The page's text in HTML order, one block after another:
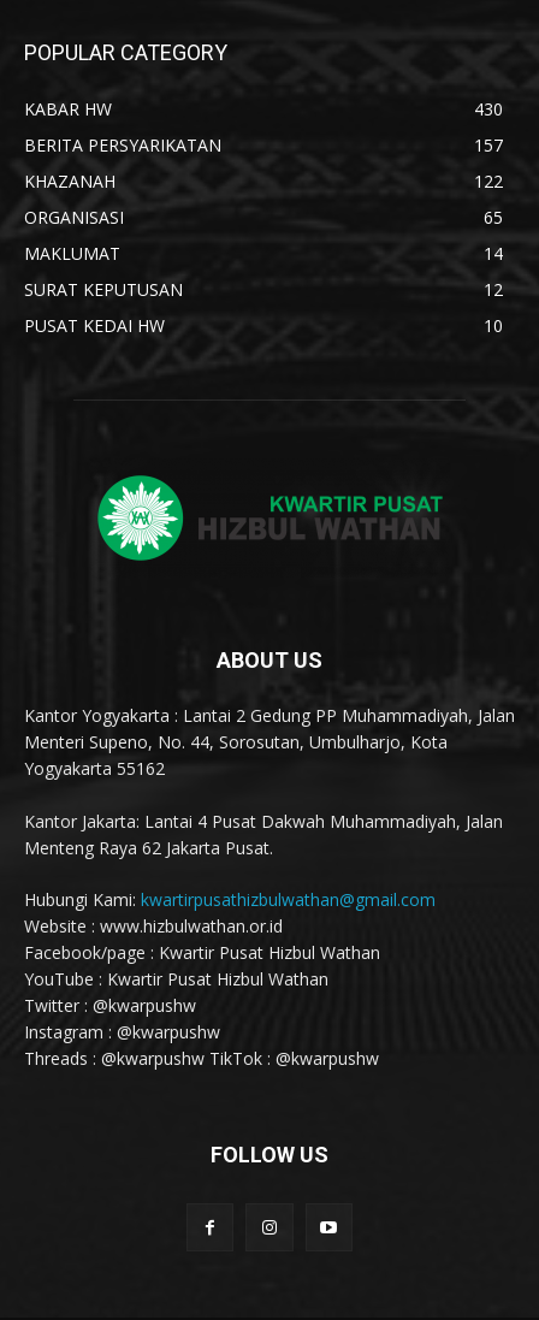
POPULAR CATEGORY
KABAR HW
430
BERITA PERSYARIKATAN
157
KHAZANAH
122
ORGANISASI
65
MAKLUMAT
14
SURAT KEPUTUSAN
12
PUSAT KEDAI HW
10
ABOUT US
Kantor Yogyakarta : Lantai 2 Gedung PP Muhammadiyah, Jalan
Menteri Supeno, No. 44, Sorosutan, Umbulharjo, Kota
Yogyakarta 55162
Kantor Jakarta: Lantai 4 Pusat Dakwah Muhammadiyah, Jalan
Menteng Raya 62 Jakarta Pusat.
Hubungi Kami: kwartirpusathizbulwathan@gmail.com
Website : www.hizbulwathan.or.id
Facebook/page : Kwartir Pusat Hizbul Wathan
YouTube : Kwartir Pusat Hizbul Wathan
Twitter : @kwarpushw
Instagram : @kwarpushw
Threads : @kwarpushw TikTok : @kwarpushw
FOLLOW US